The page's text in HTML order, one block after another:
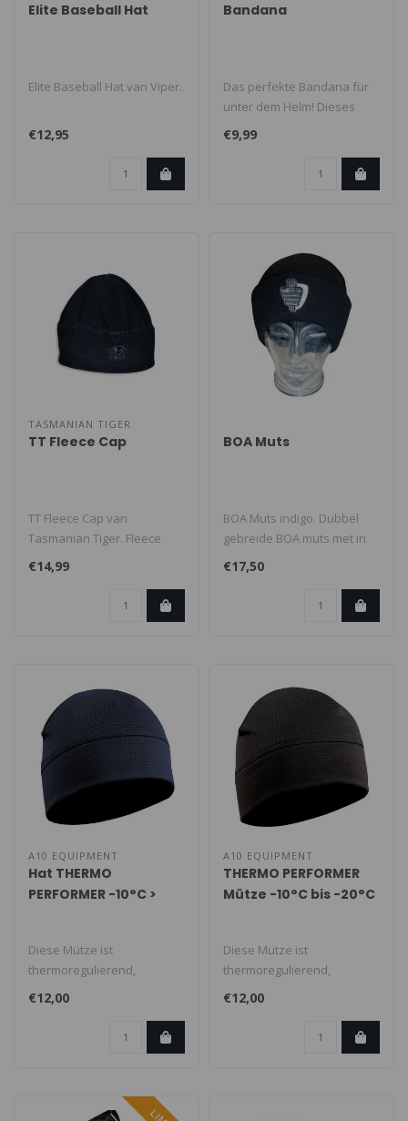
Elite Baseball Hat
Elite Baseball Hat van Viper.
€12,95
Bandana
Das perfekte Bandana für
unter dem Helm! Dieses
schwarze Bandana besteht
aus mi..
€9,99
TASMANIAN TIGER
TT Fleece Cap
TT Fleece Cap van
Tasmanian Tiger. Fleece
muts voor avontuurlijke
activiteiten. ..
€14,99
BOA Muts
BOA Muts indigo. Dubbel
gebreide BOA muts met in
zilver geborduurd BOA logo,
€17,50
A10 EQUIPMENT
Hat THERMO
PERFORMER -10°C >
Diese Mütze ist
thermoregulierend,
atmungsaktiv und bequem,
damit du bei Kälte..
€12,00
A10 EQUIPMENT
THERMO PERFORMER
Mütze -10°C bis -20°C
Diese Mütze ist
thermoregulierend,
atmungsaktiv und bequem,
damit du bei Kälte..
€12,00